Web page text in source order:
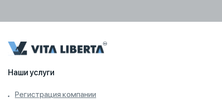
Наши услуги
Регистрация компании